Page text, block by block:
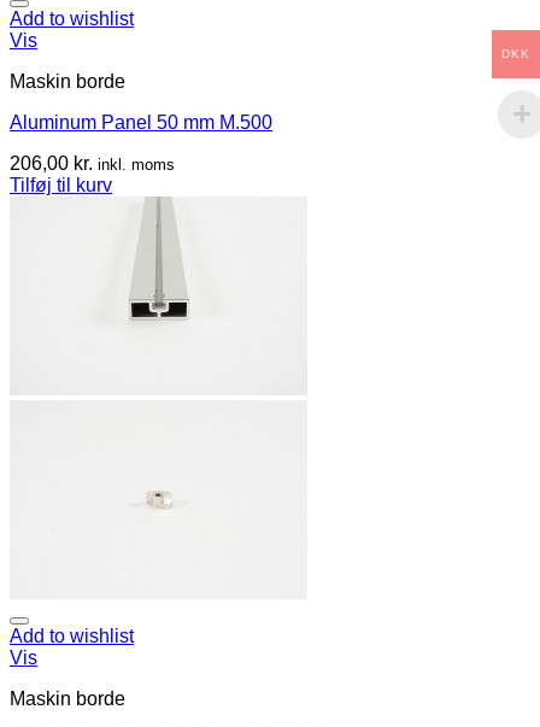
Add to wishlist
Vis
Maskin borde
Aluminum Panel 50 mm M.500
206,00 kr. inkl. moms
Tilføj til kurv
Add to wishlist
Vis
Maskin borde
DKK